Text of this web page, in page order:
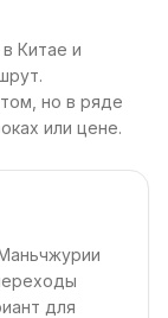
Китае и
но в ряде
или цене.
для